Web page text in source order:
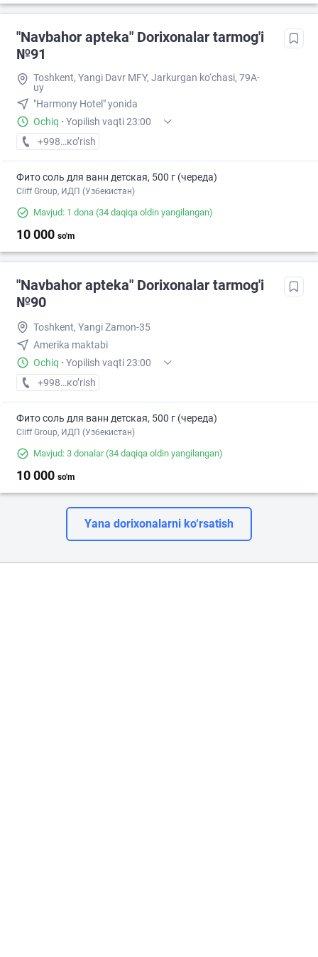
"Navbahor apteka" Dorixonalar tarmog'i
№91
Toshkent, Yangi Davr MFY, Jarkurgan ko‘chasi, 79A-
uy
"Harmony Hotel" yonida
Ochiq · Yopilish vaqti 23:00
+998 (94) XXX-XX-XX
кo’rish
Фито соль для ванн детская, 500 г (череда)
Cliff Group, ИДП (Узбекистан)
Mavjud: 1 dona (34 daqiqa oldin yangilangan)
10 000 so'm
"Navbahor apteka" Dorixonalar tarmog'i
№90
Toshkent, Yangi Zamon-35
Amerika maktabi
Ochiq · Yopilish vaqti 23:00
+998 (94) XXX-XX-XX
кo’rish
Фито соль для ванн детская, 500 г (череда)
Cliff Group, ИДП (Узбекистан)
Mavjud: 3 donalar(34 daqiqa oldin yangilangan)
10 000 so'm
Yana dorixonalarni ko‘rsatish